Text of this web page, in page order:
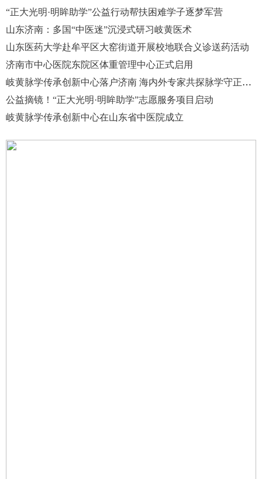
“正大光明·明眸助学”公益行动帮扶困难学子逐梦军营
山东济南：多国“中医迷”沉浸式研习岐黄医术
山东医药大学赴牟平区大窑街道开展校地联合义诊送药活动
济南市中心医院东院区体重管理中心正式启用
岐黄脉学传承创新中心落户济南 海内外专家共探脉学守正创新
公益摘镜！“正大光明·明眸助学”志愿服务项目启动
岐黄脉学传承创新中心在山东省中医院成立